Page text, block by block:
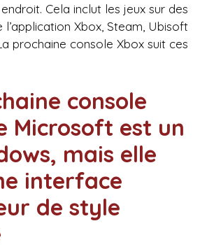
Cela inclut les jeux sur des
l’application Xbox, Steam, Ubisoft
prochaine console Xbox suit ces
console
Microsoft est un
mais elle
interface
de style